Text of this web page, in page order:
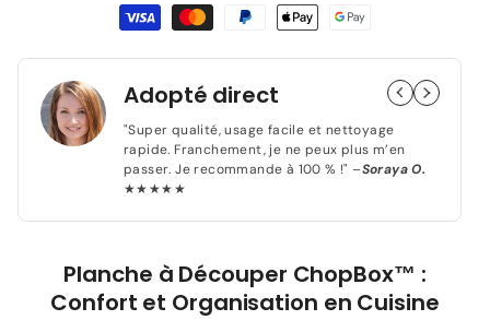
quantité
Planche
à
Découper
-
ChopBox™
quantité
de
Planche
Découper
-
ChopBox™
-
Jaune
paiement
Adopté direct
"Super qualité, usage facile et nettoyage
rapide. Franchement, je ne peux plus m’en
passer. Je recommande à 100 % !" –Soraya O.
★★★★★
Planche à Découper ChopBox™ :
Confort et Organisation en Cuisine